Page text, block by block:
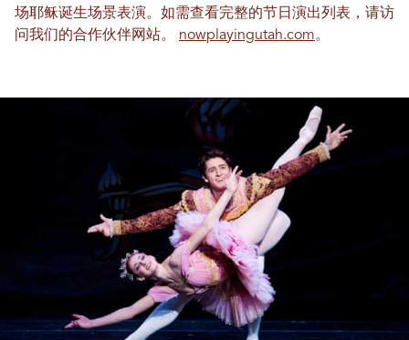
场耶稣诞生场景表演。如需查看完整的节日演出列表，请访
问我们的合作伙伴网站。 nowplayingutah.com。